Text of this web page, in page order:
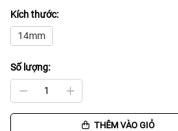
Kích thước:
14mm
Số lượng:
THÊM VÀO GIỎ